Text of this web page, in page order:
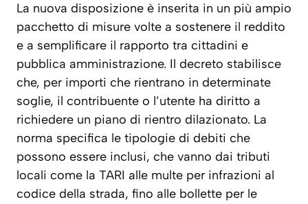
La nuova disposizione è inserita in un più ampio
pacchetto di misure volte a sostenere il reddito
e a semplificare il rapporto tra cittadini e
pubblica amministrazione. Il decreto stabilisce
che, per importi che rientrano in determinate
soglie, il contribuente o l’utente ha diritto a
richiedere un piano di rientro dilazionato. La
norma specifica le tipologie di debiti che
possono essere inclusi, che vanno dai tributi
locali come la TARI alle multe per infrazioni al
codice della strada, fino alle bollette per le